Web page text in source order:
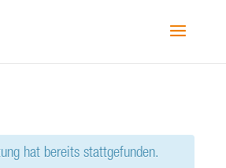
hat bereits stattgefunden.